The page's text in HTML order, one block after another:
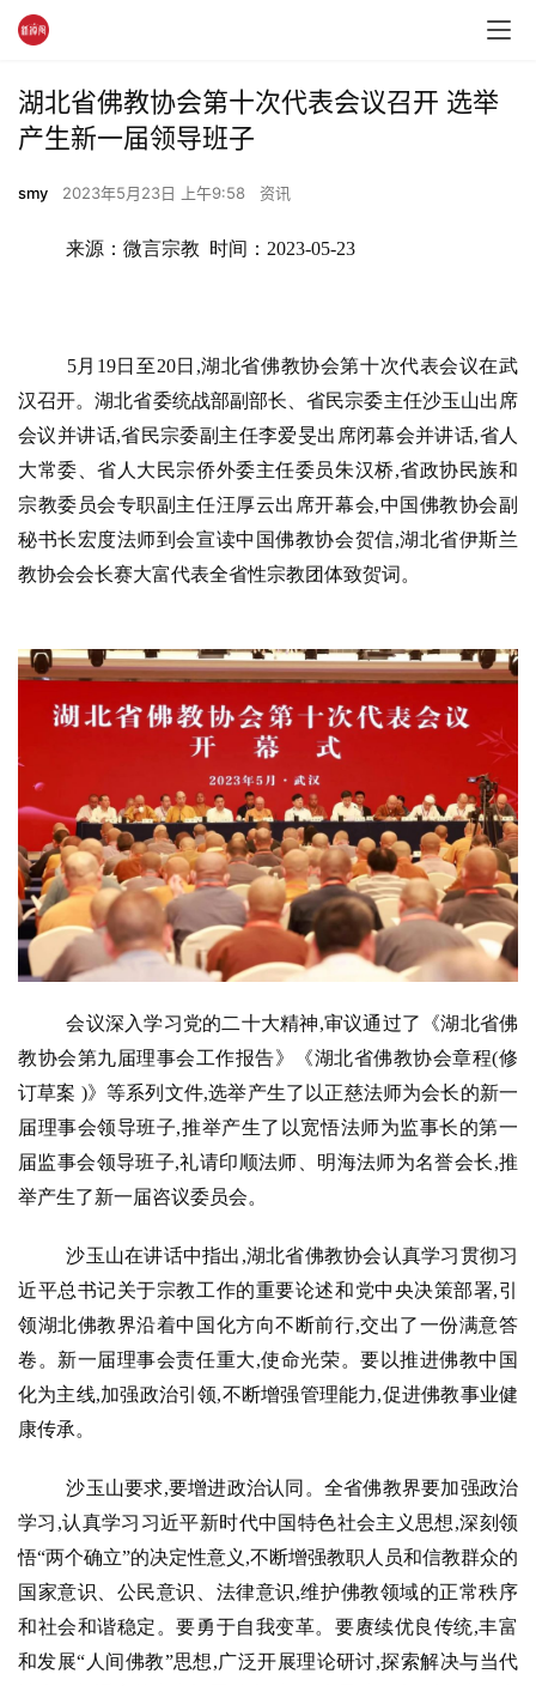
湖北省佛教协会第十次代表会议召开 ​选举
产生新一届领导班子
smy 2023年5月23日 上午9:58 资讯
来源：微言宗教  时间：2023-05-23
5月19日至20日,湖北省佛教协会第十次代表会议在武
汉召开。湖北省委统战部副部长、省民宗委主任沙玉山出席
会议并讲话,省民宗委副主任李爱旻出席闭幕会并讲话,省人
大常委、省人大民宗侨外委主任委员朱汉桥,省政协民族和
宗教委员会专职副主任汪厚云出席开幕会,中国佛教协会副
秘书长宏度法师到会宣读中国佛教协会贺信,湖北省伊斯兰
教协会会长赛大富代表全省性宗教团体致贺词。
会议深入学习党的二十大精神,审议通过了《湖北省佛
教协会第九届理事会工作报告》《湖北省佛教协会章程(修
订草案 )》等系列文件,选举产生了以正慈法师为会长的新一
届理事会领导班子,推举产生了以宽悟法师为监事长的第一
届监事会领导班子,礼请印顺法师、明海法师为名誉会长,推
举产生了新一届咨议委员会。
沙玉山在讲话中指出,湖北省佛教协会认真学习贯彻习
近平总书记关于宗教工作的重要论述和党中央决策部署,引
领湖北佛教界沿着中国化方向不断前行,交出了一份满意答
卷。新一届理事会责任重大,使命光荣。要以推进佛教中国
化为主线,加强政治引领,不断增强管理能力,促进佛教事业健
康传承。
沙玉山要求,要增进政治认同。全省佛教界要加强政治
学习,认真学习习近平新时代中国特色社会主义思想,深刻领
悟“两个确立”的决定性意义,不断增强教职人员和信教群众的
国家意识、公民意识、法律意识,维护佛教领域的正常秩序
和社会和谐稳定。要勇于自我变革。要赓续优良传统,丰富
和发展“人间佛教”思想,广泛开展理论研讨,探索解决与当代